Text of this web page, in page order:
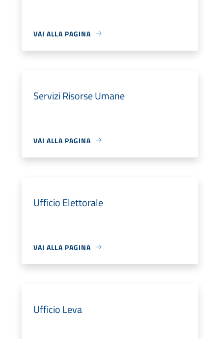
VAI ALLA PAGINA
Servizi Risorse Umane
VAI ALLA PAGINA
Ufficio Elettorale
VAI ALLA PAGINA
Ufficio Leva